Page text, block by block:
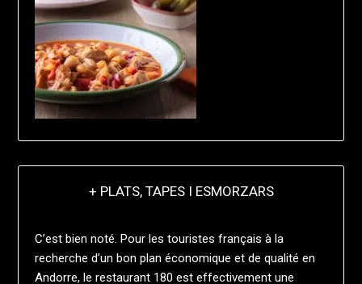
+ PLATS, TAPES I ESMORZARS
C’est bien noté. Pour les touristes français à la
recherche d’un bon plan économique et de qualité en
Andorre, le restaurant 180 est effectivement une